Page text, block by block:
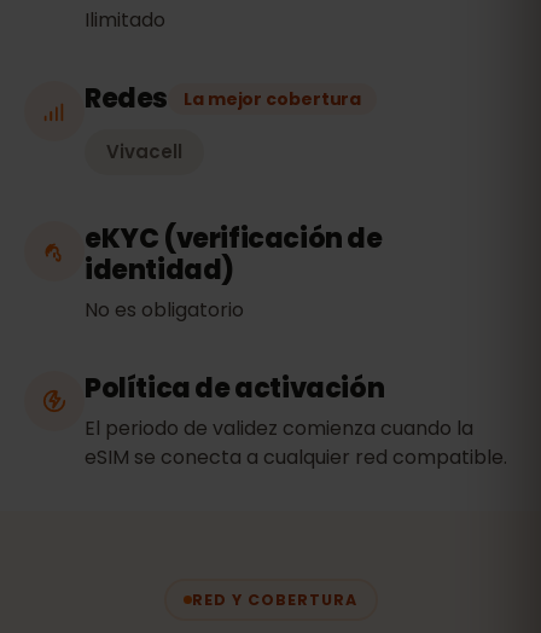
Ilimitado
Redes La mejor cobertura
Vivacell
eKYC (verificación de
identidad)
No es obligatorio
Política de activación
El periodo de validez comienza cuando la
eSIM se conecta a cualquier red compatible.
RED Y COBERTURA